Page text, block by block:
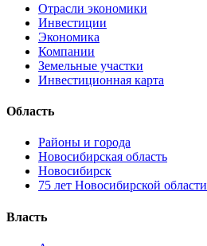
Отрасли экономики
Инвестиции
Экономика
Компании
Земельные участки
Инвестиционная карта
Область
Районы и города
Новосибирская область
Новосибирск
75 лет Новосибирской области
Власть